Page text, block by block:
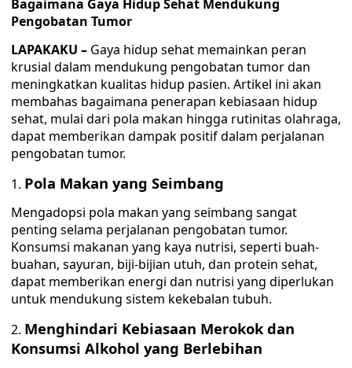
Bagaimana Gaya Hidup Sehat Mendukung
Pengobatan Tumor
LAPAKAKU – Gaya hidup sehat memainkan peran
krusial dalam mendukung pengobatan tumor dan
meningkatkan kualitas hidup pasien. Artikel ini akan
membahas bagaimana penerapan kebiasaan hidup
sehat, mulai dari pola makan hingga rutinitas olahraga,
dapat memberikan dampak positif dalam perjalanan
pengobatan tumor.
Pola Makan yang Seimbang
Mengadopsi pola makan yang seimbang sangat
penting selama perjalanan pengobatan tumor.
Konsumsi makanan yang kaya nutrisi, seperti buah-
buahan, sayuran, biji-bijian utuh, dan protein sehat,
dapat memberikan energi dan nutrisi yang diperlukan
untuk mendukung sistem kekebalan tubuh.
Menghindari Kebiasaan Merokok dan
Konsumsi Alkohol yang Berlebihan